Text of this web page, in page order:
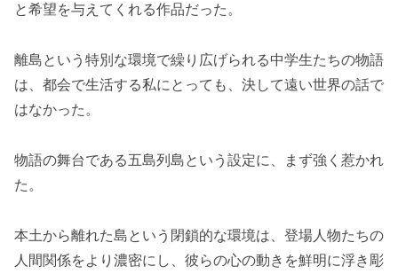
と希望を与えてくれる作品だった。
離島という特別な環境で繰り広げられる中学生たちの物語
は、都会で生活する私にとっても、決して遠い世界の話で
はなかった。
物語の舞台である五島列島という設定に、まず強く惹かれ
た。
本土から離れた島という閉鎖的な環境は、登場人物たちの
人間関係をより濃密にし、彼らの心の動きを鮮明に浮き彫